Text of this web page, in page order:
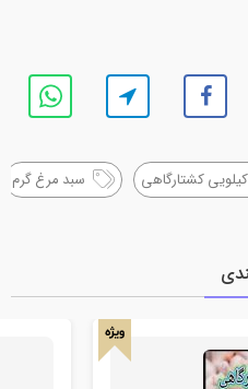
کشتارگاهی سبد مرغ گرم
ویژه